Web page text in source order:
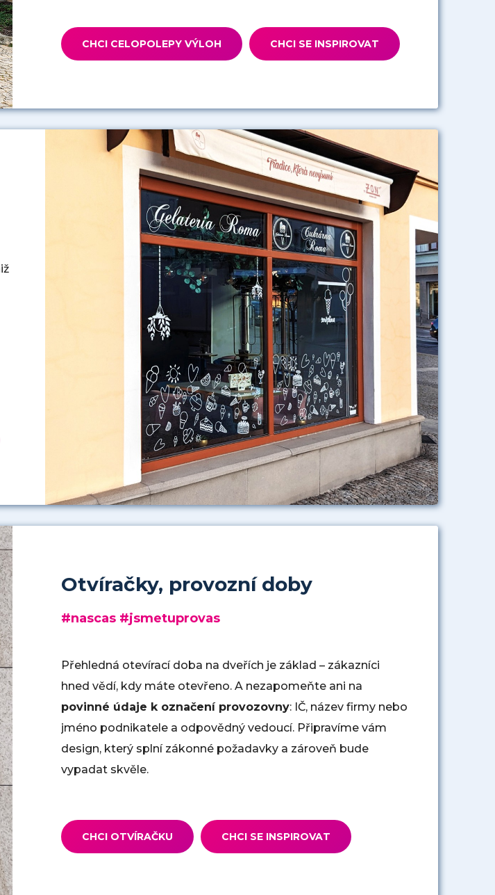
CHCI CELOPOLEPY VÝLOH CHCI SE INSPIROVAT
Otvíračky, provozní doby
#nascas #jsmetuprovas
Přehledná otevírací doba na dveřích je základ – zákazníci
hned vědí, kdy máte otevřeno. A nezapomeňte ani na
povinné údaje k označení provozovny: IČ, název firmy nebo
jméno podnikatele a odpovědný vedoucí. Připravíme vám
design, který splní zákonné požadavky a zároveň bude
vypadat skvěle.
CHCI OTVÍRAČKU CHCI SE INSPIROVAT